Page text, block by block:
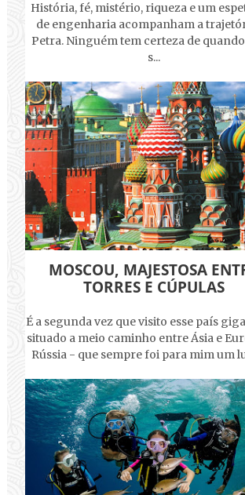
História, fé, mistério, riqueza e um
de engenharia acompanham a
Petra. Ninguém tem certeza de
s...
MOSCOU, MAJESTOSA
TORRES E CÚPULAS
É a segunda vez que visito esse país
situado a meio caminho entre Ásia e
Rússia - que sempre foi para mim um